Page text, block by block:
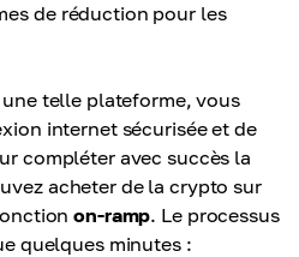
de réduction pour les
telle plateforme, vous
internet sécurisée et de
compléter avec succès la
acheter de la crypto sur
on-ramp. Le processus
quelques minutes :